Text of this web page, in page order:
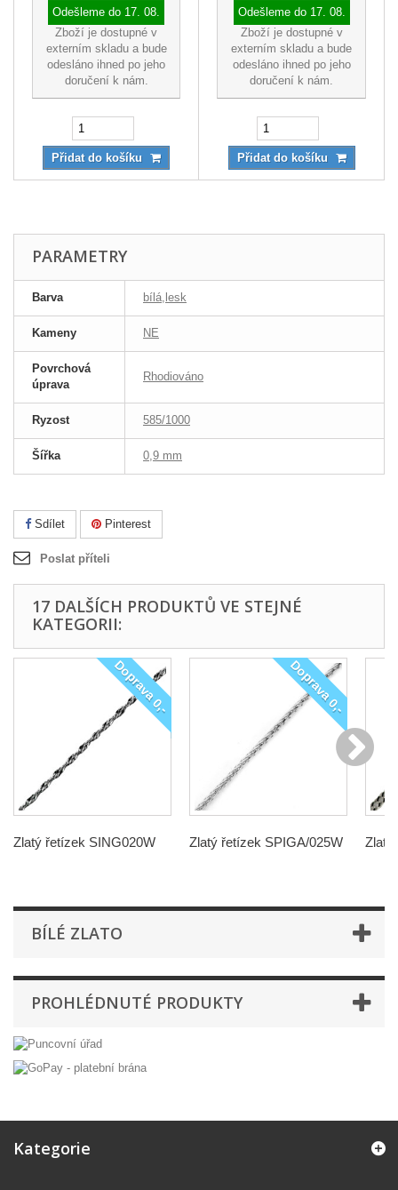
Odešleme do 17. 08.
Zboží je dostupné v
externím skladu a bude
odesláno ihned po jeho
doručení k nám.
Přidat do košíku
Odešleme do 17. 08.
Zboží je dostupné v
externím skladu a bude
odesláno ihned po jeho
doručení k nám.
Přidat do košíku
PARAMETRY
Barva bílá,lesk
Kameny NE
Povrchová
úprava
Rhodiováno
Ryzost 585/1000
Šířka 0,9 mm
Sdílet Pinterest
Poslat příteli
17 DALŠÍCH PRODUKTŮ VE STEJNÉ
KATEGORII:
Zlatý řetízek SING020W
Doprava 0,-
Zlatý řetízek SPIGA/025W
Doprava 0,-
Zlatý
BÍLÉ ZLATO
PROHLÉDNUTÉ PRODUKTY
Kategorie